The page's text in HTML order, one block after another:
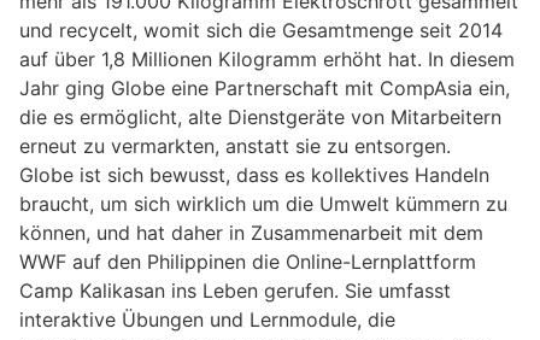
und recycelt, womit sich die Gesamtmenge seit 2014
auf über 1,8 Millionen Kilogramm erhöht hat. In diesem
Jahr ging Globe eine Partnerschaft mit CompAsia ein,
die es ermöglicht, alte Dienstgeräte von Mitarbeitern
erneut zu vermarkten, anstatt sie zu entsorgen.
Globe ist sich bewusst, dass es kollektives Handeln
braucht, um sich wirklich um die Umwelt kümmern zu
können, und hat daher in Zusammenarbeit mit dem
WWF auf den Philippinen die Online-Lernplattform
Camp Kalikasan ins Leben gerufen. Sie umfasst
interaktive Übungen und Lernmodule, die